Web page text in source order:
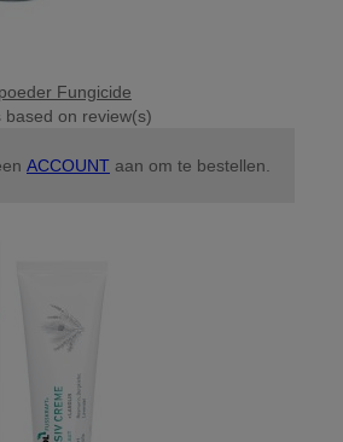
Fungicide
based on review(s)
ACCOUNT aan om te bestellen.